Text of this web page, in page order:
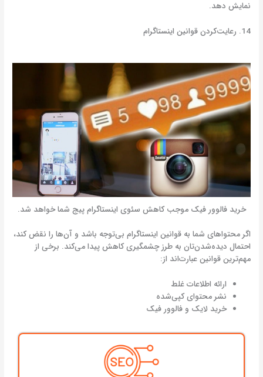
نمایش دهد.
14. رعایت‌کردن قوانین اینستاگرام
خرید فالوور فیک موجب کاهش سئوی اینستاگرام پیج شما خواهد شد.
اگر محتواهای شما به قوانین اینستاگرام بی‌توجه باشد و آن‌ها را نقض کند،
احتمال دیده‌شدن‌تان به طرز چشمگیری کاهش پیدا می‌کند. برخی از
مهم‌ترین قوانین عبارت‌اند از:
ارائه اطلاعات غلط
نشر محتوای کپی‌شده
خرید لایک و فالوور فیک